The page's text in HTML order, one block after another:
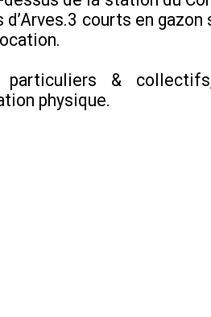
courts en
particuliers &
physique.